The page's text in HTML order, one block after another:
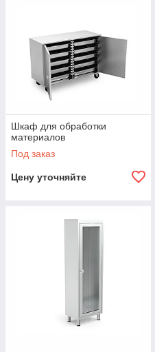
Шкаф для обработки
материалов
Под заказ
Цену уточняйте